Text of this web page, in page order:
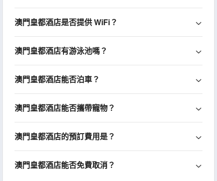
澳門皇都酒店是否提供 WiFi？
澳門皇都酒店有游泳池嗎？
澳門皇都酒店能否泊車？
澳門皇都酒店能否攜帶寵物？
澳門皇都酒店的預訂費用是？
澳門皇都酒店能否免費取消？